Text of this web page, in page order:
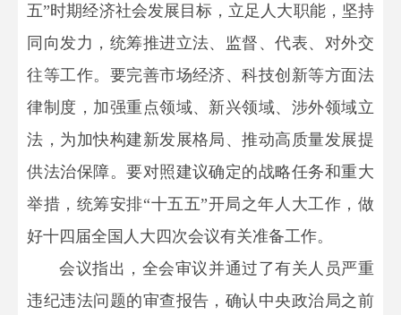
五”时期经济社会发展目标，立足人大职能，坚持
同向发力，统筹推进立法、监督、代表、对外交
往等工作。要完善市场经济、科技创新等方面法
律制度，加强重点领域、新兴领域、涉外领域立
法，为加快构建新发展格局、推动高质量发展提
供法治保障。要对照建议确定的战略任务和重大
举措，统筹安排“十五五”开局之年人大工作，做
好十四届全国人大四次会议有关准备工作。
会议指出，全会审议并通过了有关人员严重
违纪违法问题的审查报告，确认中央政治局之前